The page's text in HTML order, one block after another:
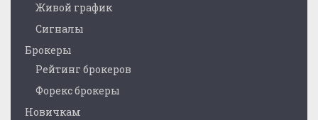
Живой график
Сигналы
Брокеры
Рейтинг брокеров
Форекс брокеры
Новичкам